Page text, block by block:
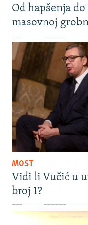
Od hapšenja
masovnoj
MOST
Vidi li Vučić u
broj 1?